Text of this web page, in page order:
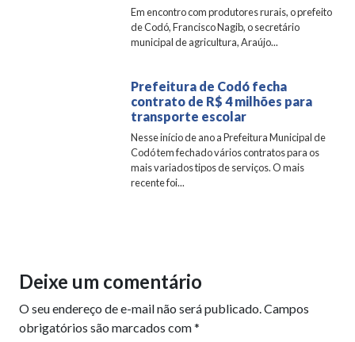
Em encontro com produtores rurais, o prefeito
de Codó, Francisco Nagib, o secretário
municipal de agricultura, Araújo...
Prefeitura de Codó fecha
contrato de R$ 4 milhões para
transporte escolar
Nesse início de ano a Prefeitura Municipal de
Codó tem fechado vários contratos para os
mais variados tipos de serviços. O mais
recente foi...
Deixe um comentário
O seu endereço de e-mail não será publicado.Campos
obrigatórios são marcados com*